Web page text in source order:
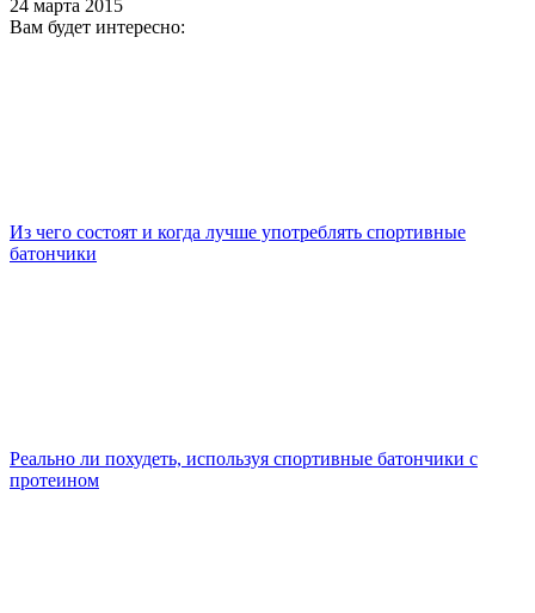
24 марта 2015
Вам будет интересно:
Из чего состоят и когда лучше употреблять спортивные
батончики
Реально ли похудеть, используя спортивные батончики с
протеином